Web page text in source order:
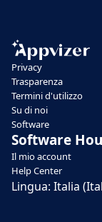
Privacy
Trasparenza
Termini d'utilizzo
Su di noi
Software
Software
Il mio account
Help Center
Lingua: Italia